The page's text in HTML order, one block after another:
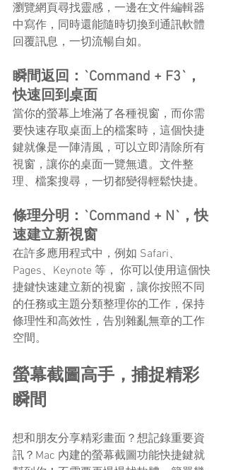
瀏覽網頁尋找靈感，一邊在文件編輯器
中寫作，同時還能隨時切換到通訊軟體
回覆訊息，一切流暢自如。
瞬間返回：`Command + F3`，
快速回到桌面
當你的螢幕上堆滿了各種視窗，而你需
要快速存取桌面上的檔案時，這個快捷
鍵就像是一陣清風，可以立即清除所有
視窗，讓你的桌面一覽無遺。文件整
理、檔案搜尋，一切都變得輕鬆快捷。
條理分明：`Command + N`，快
速建立新視窗
在許多應用程式中，例如 Safari、
Pages、Keynote 等， 你可以使用這個快
捷鍵快速建立新的視窗，讓你按照不同
的任務或主題分類整理你的工作，保持
條理性和高效性，告別雜亂無章的工作
空間。
螢幕截圖高手，捕捉精彩
瞬間
想和朋友分享精彩畫面？想記錄重要資
訊？Mac 內建的螢幕截圖功能快捷鍵就